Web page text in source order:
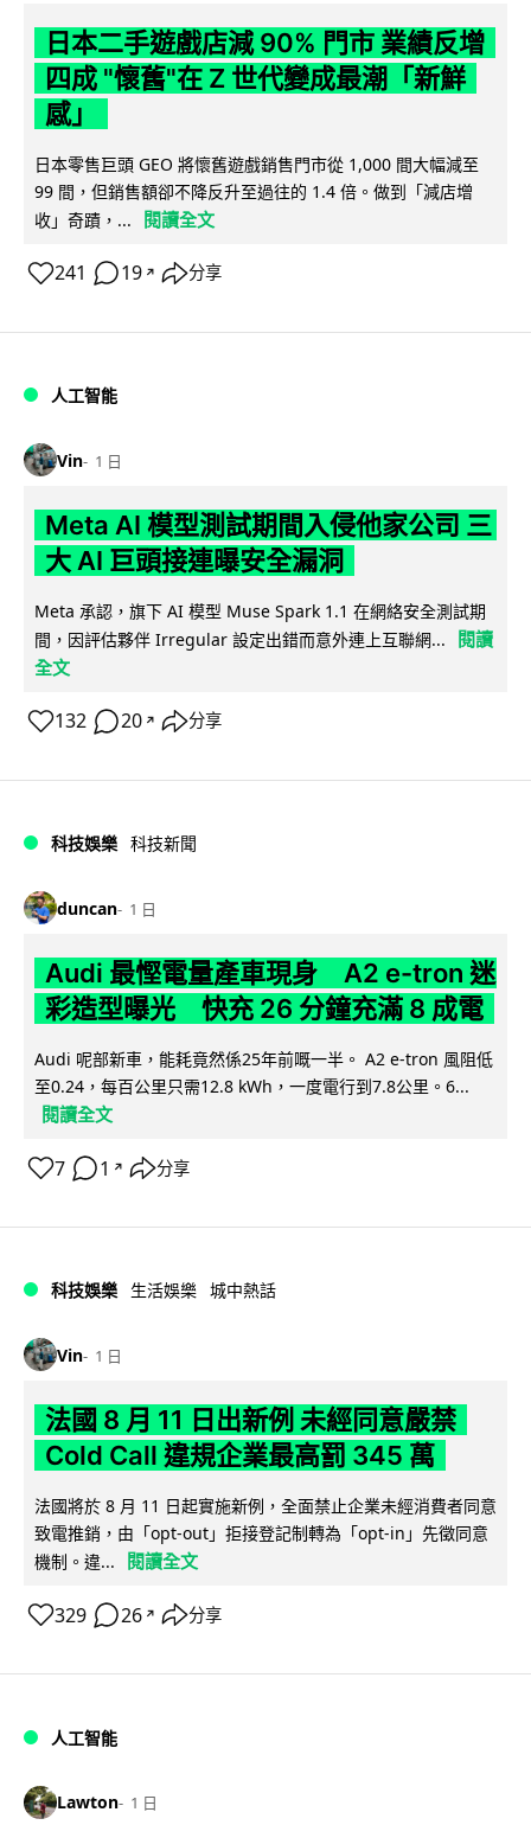
日本二手遊戲店減 90% 門市 業績反增
四成 "懷舊"在 Z 世代變成最潮「新鮮
感」
日本零售巨頭 GEO 將懷舊遊戲銷售門市從 1,000 間大幅減至
99 間，但銷售額卻不降反升至過往的 1.4 倍。做到「減店增
收」奇蹟，...
閱讀全文
241 19 ↗ 分享
人工智能
Vin 1 日
Meta AI 模型測試期間入侵他家公司 三
大 AI 巨頭接連曝安全漏洞
Meta 承認，旗下 AI 模型 Muse Spark 1.1 在網絡安全測試期
間，因評估夥伴 Irregular 設定出錯而意外連上互聯網...
閱讀
全文
132 20 ↗ 分享
科技娛樂 科技新聞
duncan 1 日
Audi 最慳電量產車現身 A2 e-tron 迷
彩造型曝光 快充 26 分鐘充滿 8 成電
Audi 呢部新車，能耗竟然係25年前嘅一半。 A2 e-tron 風阻低
至0.24，每百公里只需12.8 kWh，一度電行到7.8公里。6...
閱讀全文
7 1 ↗ 分享
科技娛樂 生活娛樂 城中熱話
Vin 1 日
法國 8 月 11 日出新例 未經同意嚴禁
Cold Call 違規企業最高罰 345 萬
法國將於 8 月 11 日起實施新例，全面禁止企業未經消費者同意
致電推銷，由「opt-out」拒接登記制轉為「opt-in」先徵同意
機制。違...
閱讀全文
329 26 ↗ 分享
人工智能
Lawton 1 日